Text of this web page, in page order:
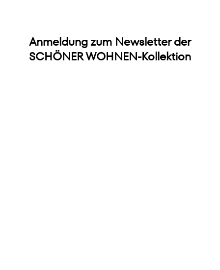
Anmeldung zum Newsletter der
SCHÖNER WOHNEN-Kollektion